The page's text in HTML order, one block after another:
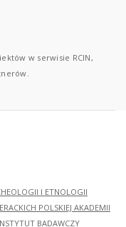
w serwisie RCIN,
I ETNOLOGII
POLSKIEJ AKADEMII
BADAWCZY